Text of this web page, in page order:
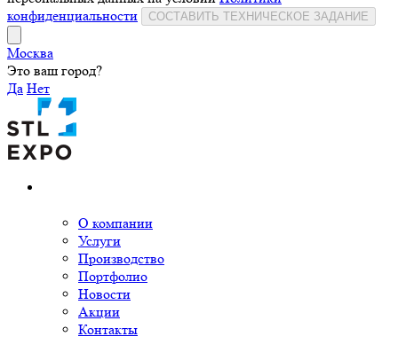
конфиденциальности
СОСТАВИТЬ ТЕХНИЧЕСКОЕ ЗАДАНИЕ
Москва
Это ваш город?
Да Нет
О компании
Услуги
Производство
Портфолио
Новости
Акции
Контакты